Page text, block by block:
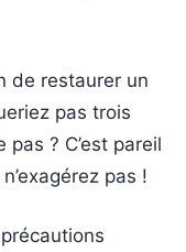
de restaurer un
pas trois
? C’est pareil
pas !
précautions